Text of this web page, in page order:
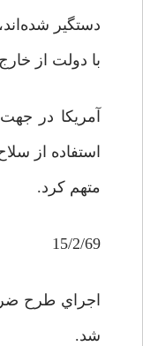
دستگير
با دولت از
آمريکا در
استفاده از
متهم کرد.
15/2/69
اجراي طرح
شد.